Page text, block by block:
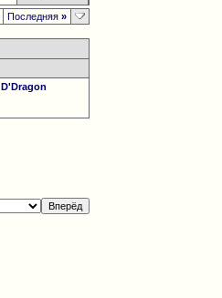
Последняя»
,D'Dragon